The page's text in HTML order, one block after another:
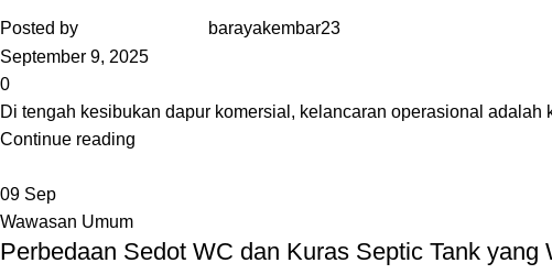
Posted by
barayakembar23
September 9, 2025
0
Di tengah kesibukan dapur komersial, kelancaran operasional
Continue reading
09 Sep
Wawasan Umum
Perbedaan Sedot WC dan Kuras Septic Tank yang